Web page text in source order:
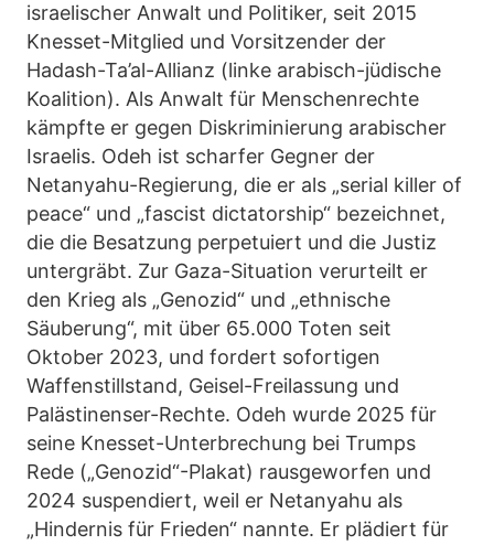
israelischer Anwalt und Politiker, seit 2015
Knesset-Mitglied und Vorsitzender der
Hadash-Ta’al-Allianz (linke arabisch-jüdische
Koalition). Als Anwalt für Menschenrechte
kämpfte er gegen Diskriminierung arabischer
Israelis. Odeh ist scharfer Gegner der
Netanyahu-Regierung, die er als „serial killer of
peace“ und „fascist dictatorship“ bezeichnet,
die die Besatzung perpetuiert und die Justiz
untergräbt. Zur Gaza-Situation verurteilt er
den Krieg als „Genozid“ und „ethnische
Säuberung“, mit über 65.000 Toten seit
Oktober 2023, und fordert sofortigen
Waffenstillstand, Geisel-Freilassung und
Palästinenser-Rechte. Odeh wurde 2025 für
seine Knesset-Unterbrechung bei Trumps
Rede („Genozid“-Plakat) rausgeworfen und
2024 suspendiert, weil er Netanyahu als
„Hindernis für Frieden“ nannte. Er plädiert für